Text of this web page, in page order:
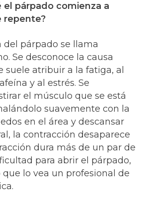
el párpado comienza a
repente?
del párpado se llama
Se desconoce la causa
suele atribuir a la fatiga, al
y al estrés. Se
el músculo que se está
suavemente con la
en el área y descansar
la contracción desaparece
dura más de un par de
para abrir el párpado,
que lo vea un profesional de